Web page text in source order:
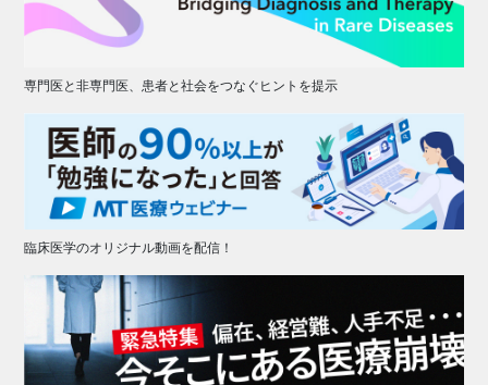
専門医と非専門医、患者と社会をつなぐヒントを提示
臨床医学のオリジナル動画を配信！